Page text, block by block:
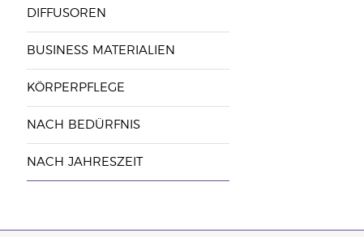
DIFFUSOREN
BUSINESS MATERIALIEN
KÖRPERPFLEGE
NACH BEDÜRFNIS
NACH JAHRESZEIT